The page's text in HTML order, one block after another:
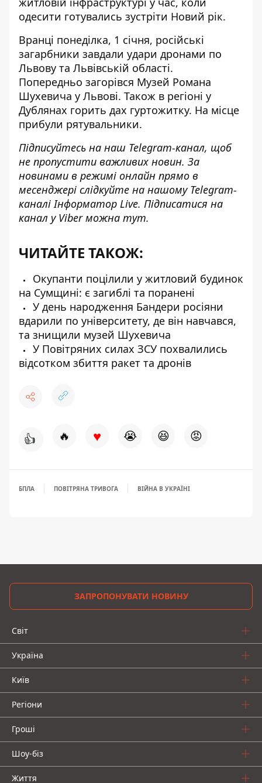
одесити готувались зустріти Новий рік.
Вранці понеділка, 1 січня, російські
загарбники завдали удари дронами по
Львову та Львівській області.
Попередньо загорівся Музей Романа
Шухевича у Львові. Також в регіоні у
Дублянах горить дах гуртожитку. На місце
прибули рятувальники.
Підписуйтесь на наш Telegram-канал, щоб
не пропустити важливих новин. За
новинами в режимі онлайн прямо в
месенджері слідкуйте на нашому Telegram-
каналіІнформатор Live. Підписатися на
канал у Viber можна тут.
ЧИТАЙТЕ ТАКОЖ:
Окупанти поцілили у житловий будинок
на Сумщині: є загиблі та поранені
У день народження Бандери росіяни
вдарили по університету, де він навчався,
та знищили музей Шухевича
У Повітряних силах ЗСУ похвалились
відсотком збиття ракет та дронів
👍 🔥 ♥ 😭 😆 😡
БПЛА ПОВІТРЯНА ТРИВОГА ВІЙНА В УКРАЇНІ
ЗАПРОПОНУВАТИ НОВИНУ
Світ
Україна
Київ
Регіони
Гроші
Шоу-біз
Життя